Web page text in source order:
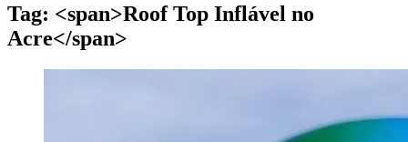
Tag: <span>Roof Top Inflável no
Acre</span>